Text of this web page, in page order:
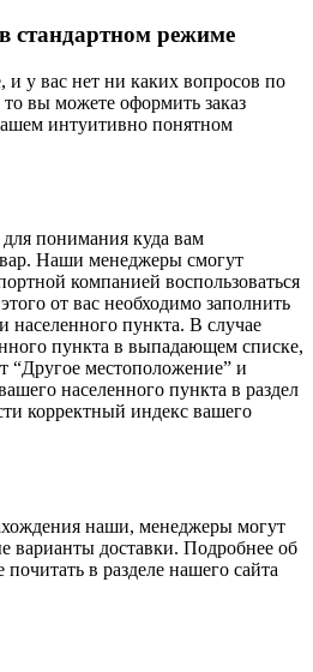
стандартном режиме
и у вас нет ни каких вопросов по
то вы можете оформить заказ
интуитивно понятном
понимания куда вам
Наши менеджеры смогут
компанией воспользоваться
от вас необходимо заполнить
населенного пункта. В случае
пункта в выпадающем списке,
“Другое местоположение” и
населенного пункта в раздел
корректный индекс вашего
наши, менеджеры могут
варианты доставки. Подробнее об
в разделе нашего сайта